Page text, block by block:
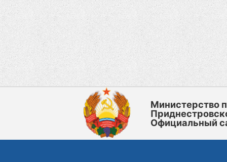
Министерство
Официальный